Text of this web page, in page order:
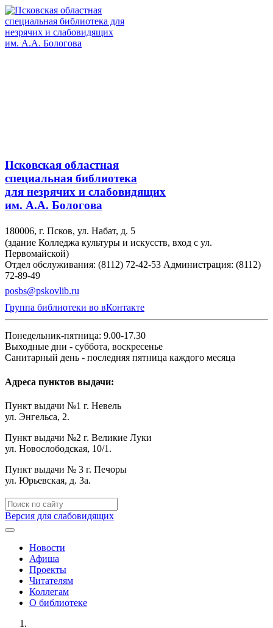
Псковская областная
специальная библиотека
для незрячих и слабовидящих
им. А.А. Бологова
180006, г. Псков, ул. Набат, д. 5
(здание Колледжа культуры и искусств, вход с ул.
Первомайской)
Отдел обслуживания: (8112) 72-42-53 Администрация: (8112)
72-89-49
posbs@pskovlib.ru
Группа библиотеки во вКонтакте
Понедельник-пятница: 9.00-17.30
Выходные дни - суббота, воскресенье
Санитарный день - последняя пятница каждого месяца
Адреса пунктов выдачи:
Пункт выдачи №1 г. Невель
ул. Энгельса, 2.
Пункт выдачи №2 г. Великие Луки
ул. Новослободская, 10/1.
Пункт выдачи № 3 г. Печоры
ул. Юрьевская, д. 3а.
Версия для слабовидящих
Новости
Афиша
Проекты
Читателям
Коллегам
О библиотеке